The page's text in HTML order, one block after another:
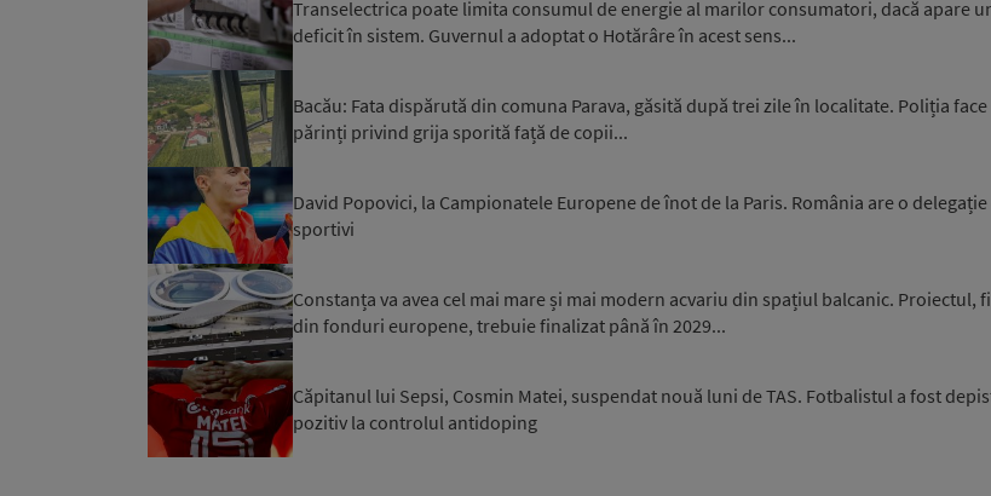
Transelectrica poate limita consumul de energie al marilor consumatori, dacă apare
deficit în sistem. Guvernul a adoptat o Hotărâre în acest sens...
Bacău: Fata dispărută din comuna Parava, găsită după trei zile în localitate. Poliția face
părinți privind grija sporită față de copii...
David Popovici, la Campionatele Europene de înot de la Paris. România are o delegație
sportivi
Constanța va avea cel mai mare și mai modern acvariu din spațiul balcanic. Proiectul,
din fonduri europene, trebuie finalizat până în 2029...
Căpitanul lui Sepsi, Cosmin Matei, suspendat nouă luni de TAS. Fotbalistul a fost
pozitiv la controlul antidoping